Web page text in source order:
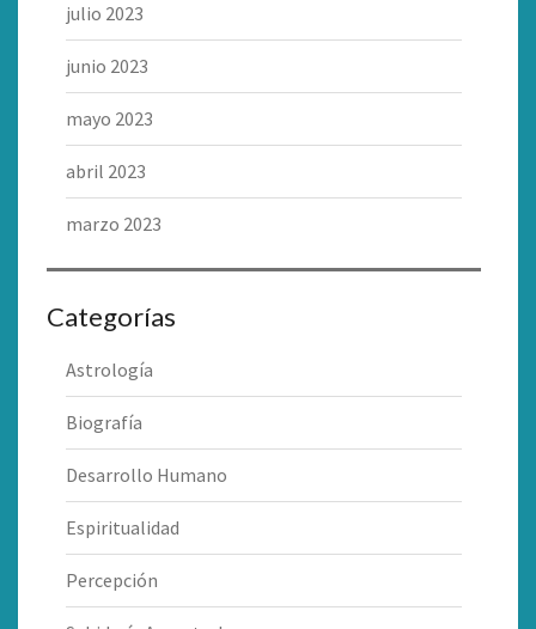
julio 2023
junio 2023
mayo 2023
abril 2023
marzo 2023
Categorías
Astrología
Biografía
Desarrollo Humano
Espiritualidad
Percepción